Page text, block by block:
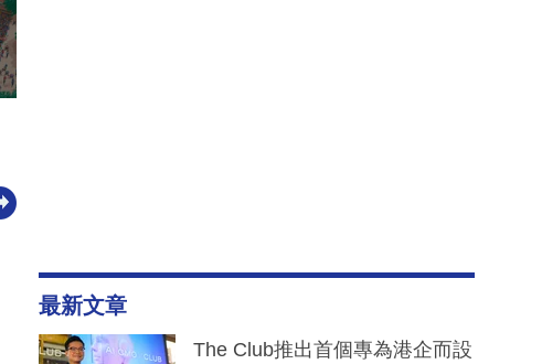
最新文章
The Club推出首個專為港企而設